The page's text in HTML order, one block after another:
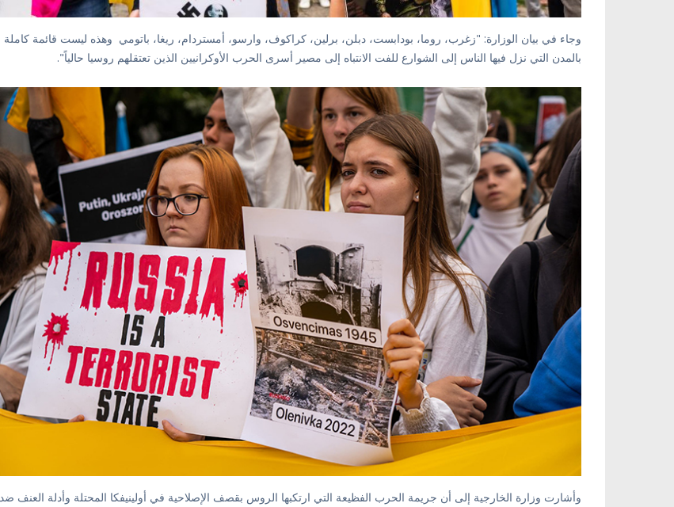
وجاء في بيان الوزارة: "زغرب، روما، بودابست، دبلن، برلين، كراكوف، وارسو، أمستردام، ريغا، باتومي وهذه ليست قائمة كاملة
بالمدن التي نزل فيها الناس إلى الشوارع للفت الانتباه إلى مصير أسرى الحرب الأوكرانيين الذين تعتقلهم روسيا حالياً".
وأشارت وزارة الخارجية إلى أن جريمة الحرب الفظيعة التي ارتكبها الروس بقصف الإصلاحية في أولينيفكا المحتلة وأدلة العنف ضد